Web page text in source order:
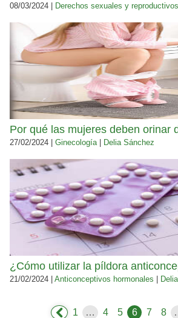
08/03/2024 | Derechos sexuales y reproductivos
Por qué las mujeres deben orinar
27/02/2024 | Ginecología Delia Sánchez
¿Cómo utilizar la píldora
21/02/2024 | Anticonceptivos hormonales
1 … 4 5 6 7 8